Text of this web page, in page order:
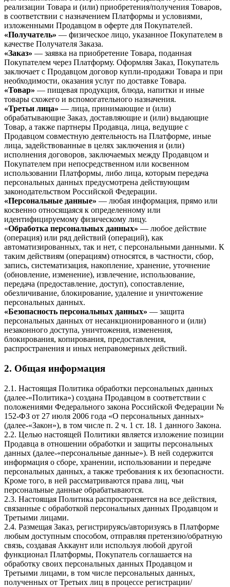
реализации Товара и (или) приобретения/получения Товаров,
в соответствии с назначением Платформы и условиями,
изложенными Продавцом в оферте для Покупателей.
«Получатель» — физическое лицо, указанное Покупателем в
качестве Получателя Заказа.
«Заказ» — заявка на приобретение Товара, поданная
Покупателем через Платформу. Оформляя Заказ, Покупатель
заключает с Продавцом договор купли-продажи Товара и при
необходимости, оказания услуг по доставке Товара.
«Товар» — пищевая продукция, блюда, напитки и иные
товары схожего и вспомогательного назначения.
«Третьи лица» — лица, принимающие и (или)
обрабатывающие Заказ, доставляющие и (или) выдающие
Товар, а также партнеры Продавца, лица, ведущие с
Продавцом совместную деятельность на Платформе, иные
лица, задействованные в целях заключения и (или)
исполнения договоров, заключаемых между Продавцом и
Покупателем при непосредственном или косвенном
использовании Платформы, либо лица, которым передача
персональных данных предусмотрена действующим
законодательством Российской Федерации.
«Персональные данные» — любая информация, прямо или
косвенно относящаяся к определенному или
идентифицируемому физическому лицу.
«Обработка персональных данных» — любое действие
(операция) или ряд действий (операций), как
автоматизированных, так и нет, с персональными данными. К
таким действиям (операциям) относятся, в частности, сбор,
запись, систематизация, накопление, хранение, уточнение
(обновление, изменение), извлечение, использование,
передача (предоставление, доступ), сопоставление,
обезличивание, блокирование, удаление и уничтожение
персональных данных.
«Безопасность персональных данных» — защита
персональных данных от несанкционированного и (или)
незаконного доступа, уничтожения, изменения,
блокирования, копирования, предоставления,
распространения и иных неправомерных действий.
2. Общая информация
2.1. Настоящая Политика обработки персональных данных
(далее-«Политика») создана Продавцом в соответствии с
положениями Федерального закона Российской Федерации №
152-ФЗ от 27 июля 2006 года «О персональных данных»
(далее-«Закон»), в том числе п. 2 ч. 1 ст. 18. 1 данного Закона.
2.2. Целью настоящей Политики является изложение позиции
Продавца в отношении обработки и защиты персональных
данных (далее-«персональные данные»). В ней содержится
информация о сборе, хранении, использовании и передаче
персональных данных, а также требования к их безопасности.
Кроме того, в ней рассматриваются права лиц, чьи
персональные данные обрабатываются.
2.3. Настоящая Политика распространяется на все действия,
связанные с обработкой персональных данных Продавцом и
Третьими лицами.
2.4. Размещая Заказ, регистрируясь/авторизуясь в Платформе
любым доступным способом, отправляя претензию/обратную
связь, создавая Аккаунт или используя любой другой
функционал Платформы, Покупатель соглашается на
обработку своих персональных данных Продавцом и
Третьими лицами, в том числе персональных данных,
полученных от Третьих лиц в процессе регистрации/